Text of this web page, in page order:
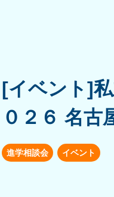
[イベント]
０２６ 名古
進学相談会 イベント